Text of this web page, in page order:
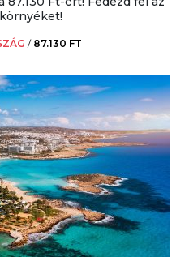
/ 87.130 FT